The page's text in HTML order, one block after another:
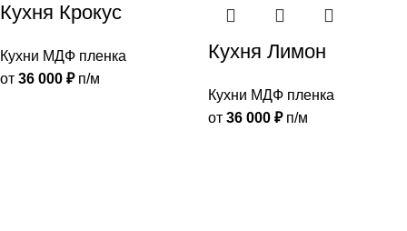
Кухня Крокус
Кухни МДФ пленка
от 36 000 ₽п/м
Кухня Лимон
Кухни МДФ пленка
от 36 000 ₽п/м